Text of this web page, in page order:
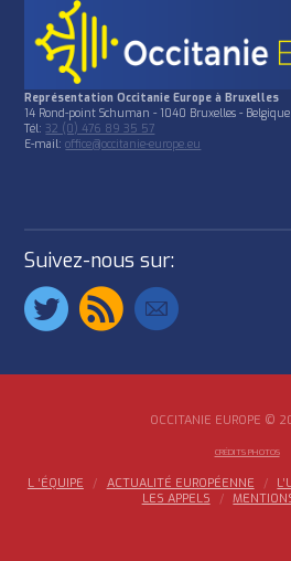
Représentation Occitanie Europe à Bruxelles
14 Rond-point Schuman - 1040 Bruxelles - Belgique
Tél:32 (0) 476 89 35 57
E-mail:office@occitanie-europe.eu
Suivez-nous sur:
OCCITANIE EUROPE ©
CRÉDITS PHOTOS
L ‘ÉQUIPE ACTUALITÉ EUROPÉENNE
LES APPELS